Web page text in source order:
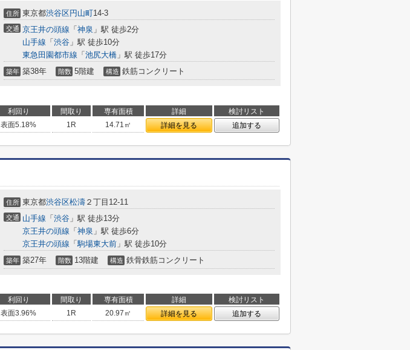
住所 東京都渋谷区円山町14-3
交通 京王井の頭線 「 神泉 」駅 徒歩2分
山手線 「 渋谷 」駅 徒歩10分
東急田園都市線 「 池尻大橋 」駅 徒歩17分
築年 築38年 階数 5階建 構造 鉄筋コンクリート
利回り 間取り 専有面積 詳細
検討リスト
表面5.18% 1R 14.71㎡ 詳細を見る 追加する
住所 東京都渋谷区松濤 ２丁目12-11
交通 山手線 「 渋谷 」駅 徒歩13分
京王井の頭線 「 神泉 」駅 徒歩6分
京王井の頭線 「駒場東大前 」駅 徒歩10分
築年 築27年 階数 13階建 構造 鉄骨鉄筋コンクリート
利回り 間取り 専有面積 詳細
検討リスト
表面3.96% 1R 20.97㎡ 詳細を見る 追加する